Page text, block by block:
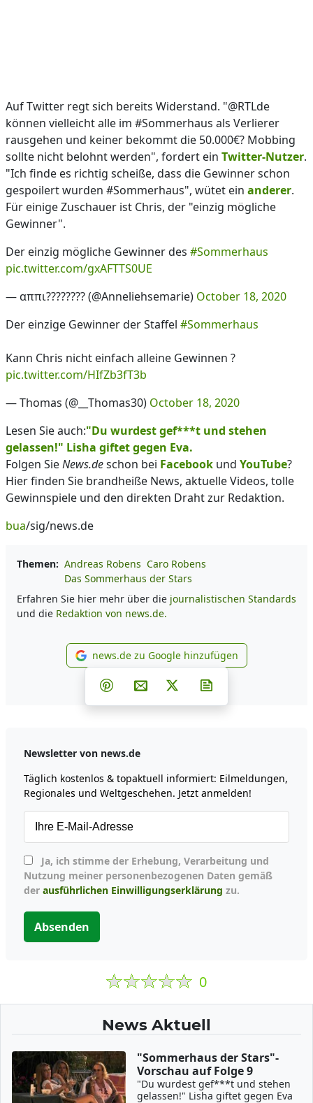
Auf Twitter regt sich bereits Widerstand. "@RTLde
können vielleicht alle im #Sommerhaus als Verlierer
rausgehen und keiner bekommt die 50.000€? Mobbing
sollte nicht belohnt werden", fordert ein Twitter-Nutzer.
"Ich finde es richtig scheiße, dass die Gewinner schon
gespoilert wurden #Sommerhaus", wütet ein anderer.
Für einige Zuschauer ist Chris, der "einzig mögliche
Gewinner".
Der einzig mögliche Gewinner des #Sommerhaus
pic.twitter.com/gxAFTTS0UE
— αππι???????? (@Anneliehsemarie) October 18, 2020
Der einzige Gewinner der Staffel #Sommerhaus
Kann Chris nicht einfach alleine Gewinnen ?
pic.twitter.com/HIfZb3fT3b
— Thomas (@__Thomas30) October 18, 2020
Lesen Sie auch:"Du wurdest gef***t und stehen
gelassen!" Lisha giftet gegen Eva.
Folgen SieNews.deschon bei Facebook und YouTube?
Hier finden Sie brandheiße News, aktuelle Videos, tolle
Gewinnspiele und den direkten Draht zur Redaktion.
bua/sig/news.de
Themen: Andreas Robens Caro Robens
Das Sommerhaus der Stars
Erfahren Sie hier mehr über die journalistischen Standards
und die Redaktion von news.de.
news.de zu Google
news.de zu Google hinzufügen
Teilen auf Facebook
Teilen auf Whatsapp
Teilen auf Telegram
Teilen auf Pinterest
Per E-Mail teilen
Post auf X
Newsletter von news.de
Täglich kostenlos & topaktuell informiert: Eilmeldungen,
Regionales und Weltgeschehen. Jetzt anmelden!
Nutzung meiner personenbezogenen Daten gemäß
der ausführlichen Einwilligungserklärung zu.
Absenden
0
News Aktuell
"Sommerhaus der Stars"-
Vorschau auf Folge 9
"Du wurdest gef***t und stehen
gelassen!" Lisha giftet gegen Eva